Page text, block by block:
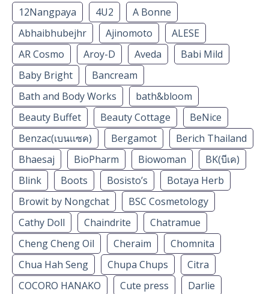
12Nangpaya 4U2
A Bonne
Abhaibhubejhr
Ajinomoto
ALESE
AR Cosmo
Aroy-D Aveda
Babi Mild
Baby Bright
Bancream
Bath and Body Works
bath&bloom
Beauty Buffet
Beauty Cottage
BeNice
Benzac(เบนเเซค)
Bergamot
Berich Thailand
Bhaesaj
BioPharm Biowoman
BK(บีเค)
Blink
Boots Bosisto’s
Botaya Herb
Browit by Nongchat
BSC Cosmetology
Cathy Doll
Chaindrite
Chatramue
Cheng Cheng Oil
Cheraim
Chomnita
Chua Hah Seng
Chupa Chups
Citra
COCORO HANAKO
Cute press
Darlie